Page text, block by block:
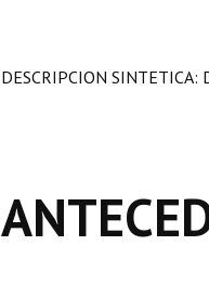
DESCRIPCION SINTETICA: